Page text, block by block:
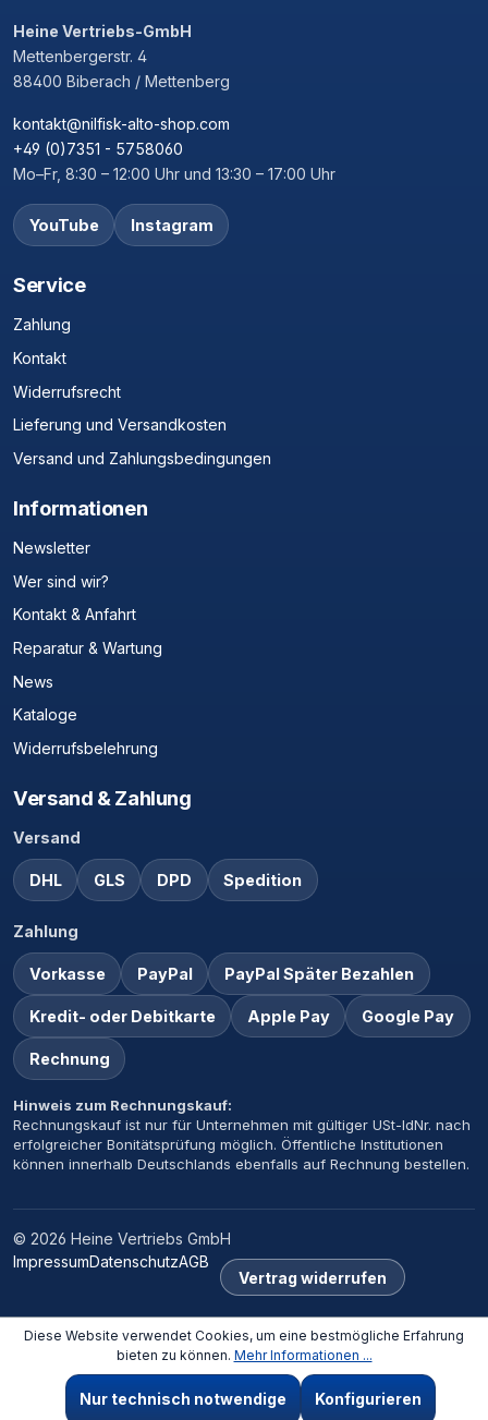
Heine Vertriebs-GmbH
Mettenbergerstr. 4
88400 Biberach / Mettenberg
kontakt@nilfisk-alto-shop.com
+49 (0)7351 - 5758060
Mo–Fr, 8:30 – 12:00 Uhr und 13:30 – 17:00 Uhr
YouTube Instagram
Service
Zahlung
Kontakt
Widerrufsrecht
Lieferung und Versandkosten
Versand und Zahlungsbedingungen
Informationen
Newsletter
Wer sind wir?
Kontakt & Anfahrt
Reparatur & Wartung
News
Kataloge
Widerrufsbelehrung
Versand & Zahlung
Versand
DHL GLS DPD Spedition
Zahlung
Vorkasse PayPal PayPal Später Bezahlen
Kredit- oder Debitkarte Apple Pay Google Pay
Rechnung
Hinweis zum Rechnungskauf:
Rechnungskauf ist nur für Unternehmen mit gültiger USt-IdNr. nach
erfolgreicher Bonitätsprüfung möglich. Öffentliche Institutionen
können innerhalb Deutschlands ebenfalls auf Rechnung bestellen.
© 2026 Heine Vertriebs GmbH
ImpressumDatenschutzAGB
Vertrag widerrufen
Diese Website verwendet Cookies, um eine bestmögliche Erfahrung
bieten zu können. Mehr Informationen ...
Nur technisch notwendige Konfigurieren